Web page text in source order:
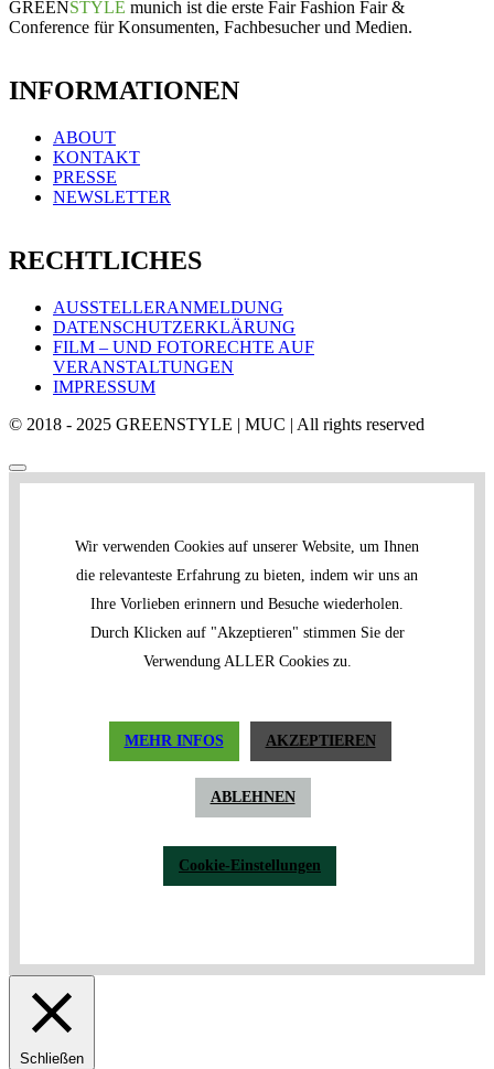
GREENSTYLE munich ist die erste Fair Fashion Fair &
Conference für Konsumenten, Fachbesucher und Medien.
INFORMATIONEN
ABOUT
KONTAKT
PRESSE
NEWSLETTER
RECHTLICHES
AUSSTELLERANMELDUNG
DATENSCHUTZERKLÄRUNG
FILM – UND FOTORECHTE AUF
VERANSTALTUNGEN
IMPRESSUM
© 2018 - 2025 GREENSTYLE | MUC | All rights reserved
Wir verwenden Cookies auf unserer Website, um Ihnen
die relevanteste Erfahrung zu bieten, indem wir uns an
Ihre Vorlieben erinnern und Besuche wiederholen.
Durch Klicken auf "Akzeptieren" stimmen Sie der
Verwendung ALLER Cookies zu.
MEHR INFOS AKZEPTIEREN
ABLEHNEN
Cookie-Einstellungen
Schließen